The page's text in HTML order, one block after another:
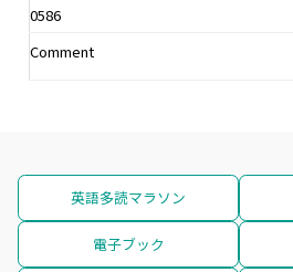
0586
Comment
英語多読マラソン
電子ブック